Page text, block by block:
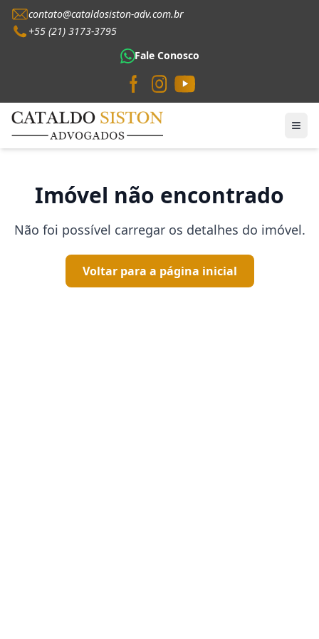
contato@cataldosiston-adv.com.br
+55 (21) 3173-3795
Fale Conosco
Imóvel não encontrado
Não foi possível carregar os detalhes do imóvel.
Voltar para a página inicial